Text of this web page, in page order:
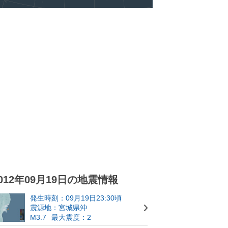
年09月19日の地震情報
発生時刻：09月19日23:30頃
震源地：宮城県沖
M3.7
最大震度：2